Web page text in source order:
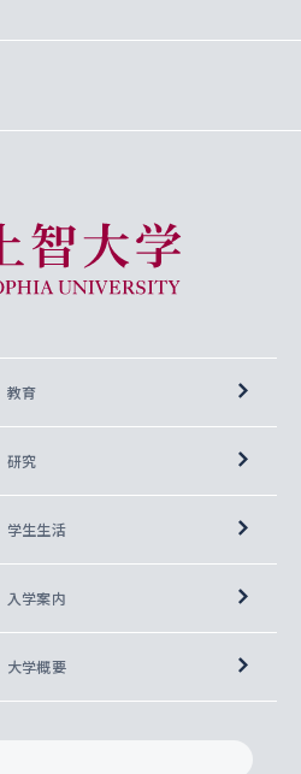
University
教育
教育
ター
ル教育
研究
究所 Weeks (SORW)
学生生活
割
ムコミュニティ
入学案内
る学位
大学概要
ージ